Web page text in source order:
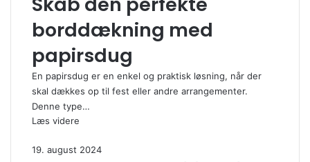
borddækning med
papirsdug
En papirsdug er en enkel og praktisk løsning, når der
skal dækkes op til fest eller andre arrangementer.
Denne type…
Læs videre
19. august 2024